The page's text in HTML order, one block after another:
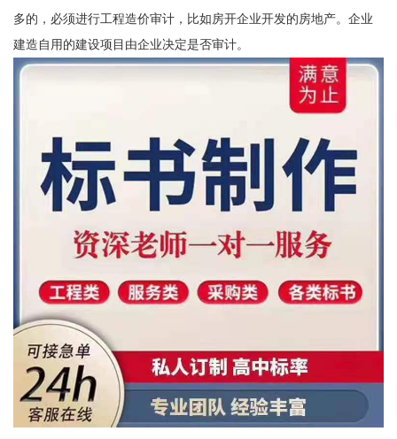
多的，必须进行工程造价审计，比如房开企业开发的房地产。企业
建造自用的建设项目由企业决定是否审计。